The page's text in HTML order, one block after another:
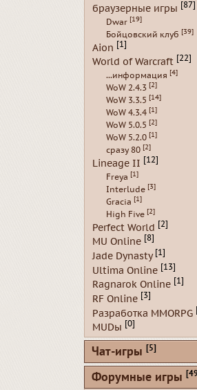
браузерные игры [87]
Dwar [19]
Бойцовский клуб [39]
Aion [1]
World of Warcraft [22]
...информация [4]
WoW 2.4.3 [2]
WoW 3.3.5 [14]
WoW 4.3.4 [1]
WoW 5.0.5 [2]
WoW 5.2.0 [1]
сразу 80 [2]
Lineage II [12]
Freya [1]
Interlude [3]
Gracia [1]
High Five [2]
Perfect World [2]
MU Online [8]
Jade Dynasty [1]
Ultima Online [13]
Ragnarok Online [1]
RF Online [3]
Разработка MMORPG
MUDы [0]
Чат-игры [5]
Форумные игры